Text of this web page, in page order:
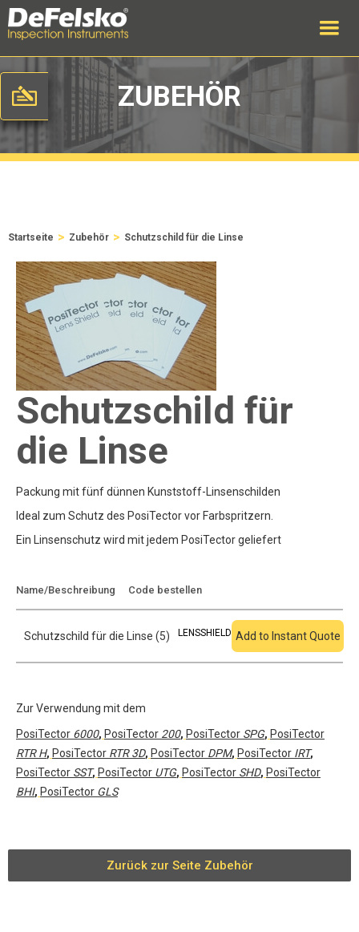
ZUBEHÖR
Startseite > Zubehör > Schutzschild für die Linse
Schutzschild für
die Linse
Packung mit fünf dünnen Kunststoff-Linsenschilden
Ideal zum Schutz des PosiTector vor Farbspritzern.
Ein Linsenschutz wird mit jedem PosiTector geliefert
Name/Beschreibung Code bestellen
Schutzschild für die Linse (5) LENSSHIELD Add to Instant Quote
Zur Verwendung mit dem
PosiTector 6000, PosiTector 200, PosiTector SPG, PosiTector
RTR H, PosiTector RTR 3D, PosiTector DPM, PosiTector IRT,
PosiTector SST, PosiTector UTG, PosiTector SHD, PosiTector
BHI, PosiTector GLS
Zurück zur Seite Zubehör